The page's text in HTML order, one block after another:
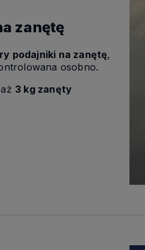
zanętę
podajniki na zanętę,
osobno.
3 kg zanęty